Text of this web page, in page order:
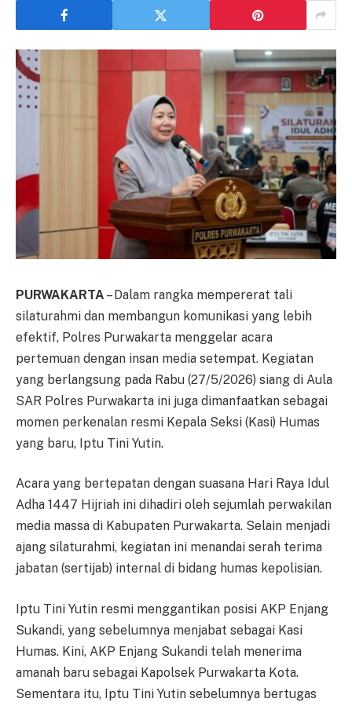
PURWAKARTA – Dalam rangka mempererat tali
silaturahmi dan membangun komunikasi yang lebih
efektif, Polres Purwakarta menggelar acara
pertemuan dengan insan media setempat. Kegiatan
yang berlangsung pada Rabu (27/5/2026) siang di Aula
SAR Polres Purwakarta ini juga dimanfaatkan sebagai
momen perkenalan resmi Kepala Seksi (Kasi) Humas
yang baru, Iptu Tini Yutin.
Acara yang bertepatan dengan suasana Hari Raya Idul
Adha 1447 Hijriah ini dihadiri oleh sejumlah perwakilan
media massa di Kabupaten Purwakarta. Selain menjadi
ajang silaturahmi, kegiatan ini menandai serah terima
jabatan (sertijab) internal di bidang humas kepolisian.
Iptu Tini Yutin resmi menggantikan posisi AKP Enjang
Sukandi, yang sebelumnya menjabat sebagai Kasi
Humas. Kini, AKP Enjang Sukandi telah menerima
amanah baru sebagai Kapolsek Purwakarta Kota.
Sementara itu, Iptu Tini Yutin sebelumnya bertugas